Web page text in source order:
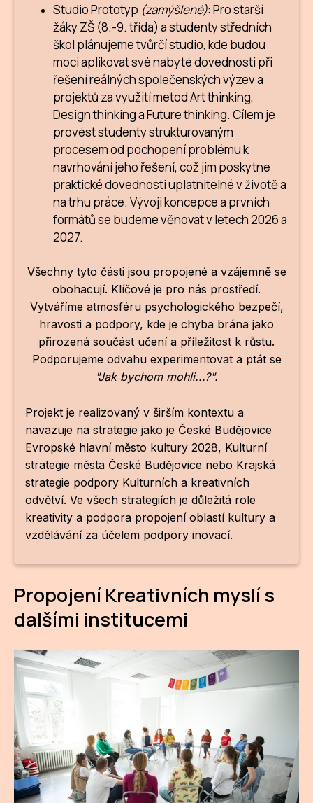
Studio Prototyp (zamýšlené): Pro starší
žáky ZŠ (8.-9. třída) a studenty středních
škol plánujeme tvůrčí studio, kde budou
moci aplikovat své nabyté dovednosti při
řešení reálných společenských výzev a
projektů za využití metod Art thinking,
Design thinking a Future thinking. Cílem je
provést studenty strukturovaným
procesem od pochopení problému k
navrhování jeho řešení, což jim poskytne
praktické dovednosti uplatnitelné v životě a
na trhu práce. Vývoji koncepce a prvních
formátů se budeme věnovat v letech 2026 a
2027.
Všechny tyto části jsou propojené a vzájemně se
obohacují. Klíčové je pro nás prostředí.
Vytváříme atmosféru psychologického bezpečí,
hravosti a podpory, kde je chyba brána jako
přirozená součást učení a příležitost k růstu.
Podporujeme odvahu experimentovat a ptát se
"Jak bychom mohli...?".
Projekt je realizovaný v širším kontextu a
navazuje na strategie jako je České Budějovice
Evropské hlavní město kultury 2028, Kulturní
strategie města České Budějovice nebo Krajská
strategie podpory Kulturních a kreativních
odvětví. Ve všech strategiích je důležitá role
kreativity a podpora propojení oblastí kultury a
vzdělávání za účelem podpory inovací.
Propojení Kreativních myslí s
dalšími institucemi